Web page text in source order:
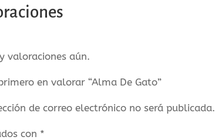
valoraciones aún.
en valorar “Alma De Gato”
de correo electrónico no será publicada.
con *